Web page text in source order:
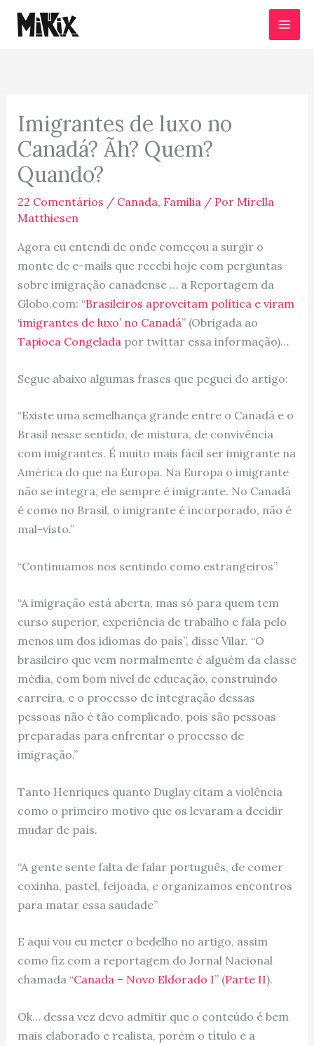
para
Imigrantes de luxo no
Canadá? Ãh? Quem?
Quando?
22 Comentários / Canada, Familia/ Por Mirella
Matthiesen
Agora eu entendi de onde começou a surgir o
monte de e-mails que recebi hoje com perguntas
sobre imigração canadense … a Reportagem da
Globo.com: “Brasileiros aproveitam política e viram
‘imigrantes de luxo’ no Canadá” (Obrigada ao
Tapioca Congeladapor twittar essa informação)…
Segue abaixo algumas frases que peguei do artigo:
“Existe uma semelhança grande entre o Canadá e o
Brasil nesse sentido, de mistura, de convivência
com imigrantes. É muito mais fácil ser imigrante na
América do que na Europa. Na Europa o imigrante
não se integra, ele sempre é imigrante. No Canadá
é como no Brasil, o imigrante é incorporado, não é
mal-visto.”
“Continuamos nos sentindo como estrangeiros”
“A imigração está aberta, mas só para quem tem
curso superior, experiência de trabalho e fala pelo
menos um dos idiomas do país”, disse Vilar. “O
brasileiro que vem normalmente é alguém da classe
média, com bom nível de educação, construindo
carreira, e o processo de integração dessas
pessoas não é tão complicado, pois são pessoas
preparadas para enfrentar o processo de
imigração.”
Tanto Henriques quanto Duglay citam a violência
como o primeiro motivo que os levaram a decidir
mudar de país.
“A gente sente falta de falar português, de comer
coxinha, pastel, feijoada, e organizamos encontros
para matar essa saudade”
E aqui vou eu meter o bedelho no artigo, assim
como fiz com a reportagem do Jornal Nacional
chamada “Canada – Novo Eldorado I” (Parte II).
Ok… dessa vez devo admitir que o conteúdo é bem
mais elaborado e realista, porém o título e a